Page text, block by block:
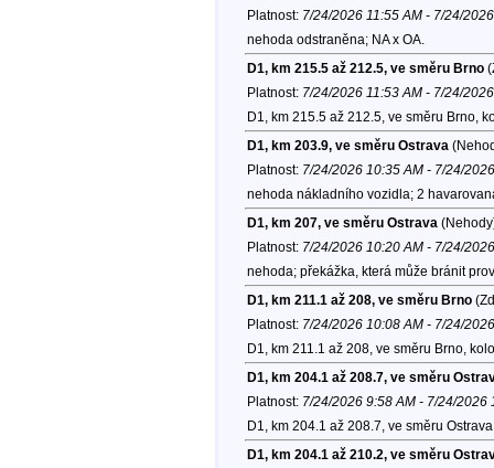
Platnost: 7/24/2026 11:55 AM - 7/24/
nehoda odstraněna; NA x OA.
D1, km 215.5 až 212.5, ve směru Brno
Platnost: 7/24/2026 11:53 AM - 7/24/
D1, km 215.5 až 212.5, ve směru Brno,
D1, km 203.9, ve směru Ostrava
Platnost: 7/24/2026 10:35 AM - 7/24/
nehoda nákladního vozidla; 2
D1, km 207, ve směru Ostrava
Platnost: 7/24/2026 10:20 AM - 7/24/
nehoda; překážka, která může bránit
D1, km 211.1 až 208, ve směru Brno
Platnost: 7/24/2026 10:08 AM - 7/24/
D1, km 211.1 až 208, ve směru Brno,
D1, km 204.1 až 208.7, ve směru
Platnost: 7/24/2026 9:58 AM - 7/24/2026
D1, km 204.1 až 208.7, ve směru
D1, km 204.1 až 210.2, ve směru